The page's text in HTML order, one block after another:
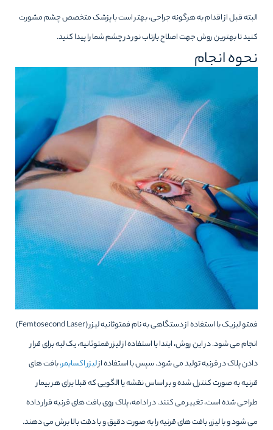
البته قبل از اقدام به هرگونه جراحی، بهتر است با پزشک متخصص چشم مشورت
کنید تا بهترین روش جهت اصلاح بازتاب نور در چشم شما را پیدا کنید.
نحوه انجام
فمتو لیزیک با استفاده از دستگاهی به نام فمتوثانیه لیزر (Femtosecond Laser)
انجام می شود. در این روش، ابتدا با استفاده از لیزر فمتوثانیه، یک لبه برای قرار
دادن پلاک در قرنیه تولید می شود. سپس با استفاده ازلیزر اکسایمر،بافت های
قرنیه به صورت کنترل شده و بر اساس نقشه یا الگویی که قبلا برای هر بیمار
طراحی شده است، تغییر می کنند. در ادامه، پلاک روی بافت های قرنیه قرار داده
می شود و با لیزر، بافت های قرنیه را به صورت دقیق و با دقت بالا برش می دهند.